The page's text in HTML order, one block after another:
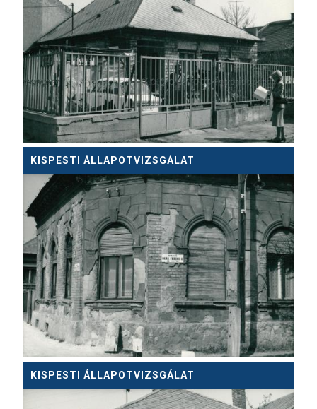
KISPESTI ÁLLAPOTVIZSGÁLAT
KISPESTI ÁLLAPOTVIZSGÁLAT